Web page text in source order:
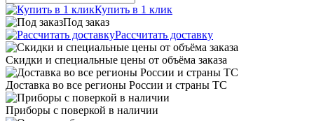
Купить в 1 клик
Под заказ
Рассчитать доставку
Скидки и специальные цены от объёма заказа
Доставка во все регионы России и страны ТС
Приборы с поверкой в наличии